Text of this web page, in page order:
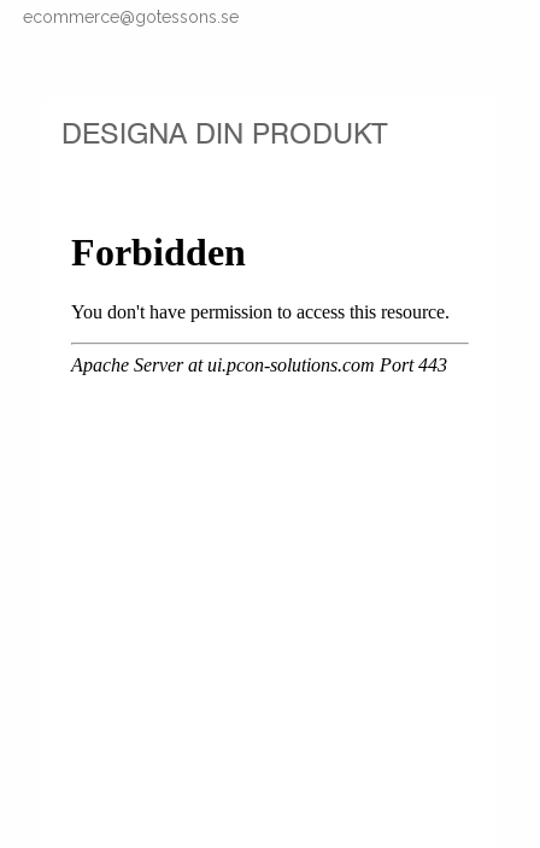
ecommerce@gotessons.se
DESIGNA DIN PRODUKT